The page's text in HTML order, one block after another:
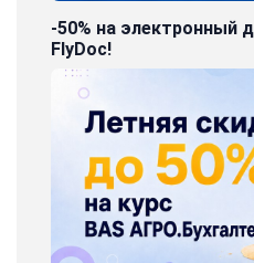
-50% на электронный
FlyDoc!